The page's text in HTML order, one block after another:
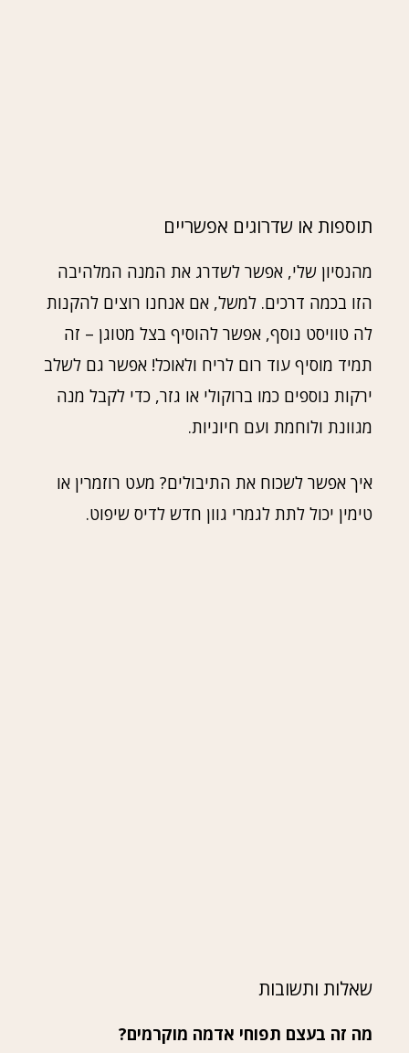
תוספות או שדרוגים אפשריים
מהנסיון שלי, אפשר לשדרג את המנה המלהיבה
הזו בכמה דרכים. למשל, אם אנחנו רוצים להקנות
לה טוויסט נוסף, אפשר להוסיף בצל מטוגן – זה
תמיד מוסיף עוד רום לריח ולאוכל! אפשר גם לשלב
ירקות נוספים כמו ברוקולי או גזר, כדי לקבל מנה
מגוונת ולוחמת ועם חיוניות.
איך אפשר לשכוח את התיבולים? מעט רוזמרין או
טימין יכול לתת לגמרי גוון חדש לדיס שיפוט.
שאלות ותשובות
מה זה בעצם תפוחי אדמה מוקרמים?